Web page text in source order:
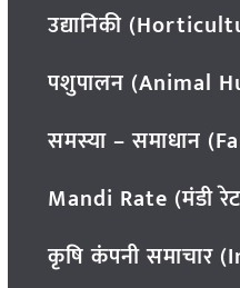
उद्यानिकी
पशुपालन (Animal
समस्या – समाधान
Mandi Rate (मंडी
कृषि कंपनी समाचार